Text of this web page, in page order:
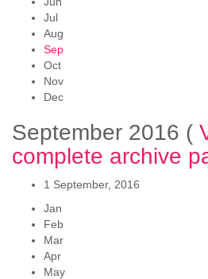
Jul
Aug
Sep
Oct
Nov
Dec
September 2016 (
complete archive
1 September, 2016
Jan
Feb
Mar
Apr
May